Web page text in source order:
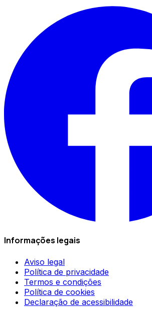
Informações legais
Aviso legal
Política de privacidade
Termos e condições
Política de cookies
Declaração de acessibilidade